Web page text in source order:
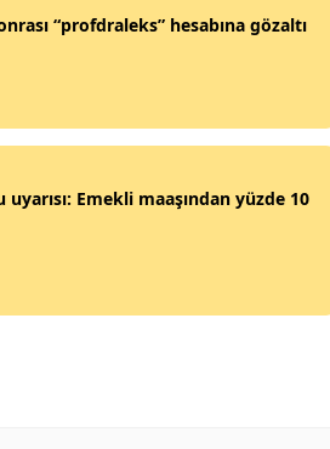
“profdraleks” hesabına gözaltı
Emekli maaşından yüzde 10